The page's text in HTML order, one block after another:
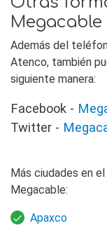
Además del
Atenco, también
siguiente manera:
Facebook -
Twitter -
Más ciudades en
Megacable:
Apaxco